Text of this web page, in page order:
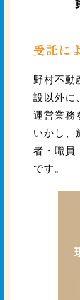
受託に
野村不動
設以外に
運営業務
いかし、
者・職員
です。